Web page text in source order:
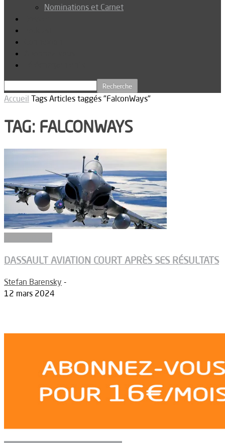
Nominations et Carnet
Accueil Tags Articles taggés "FalconWays"
TAG: FALCONWAYS
DASSAULT AVIATION COURT APRÈS SES RÉSULTATS
Stefan Barensky -
12 mars 2024